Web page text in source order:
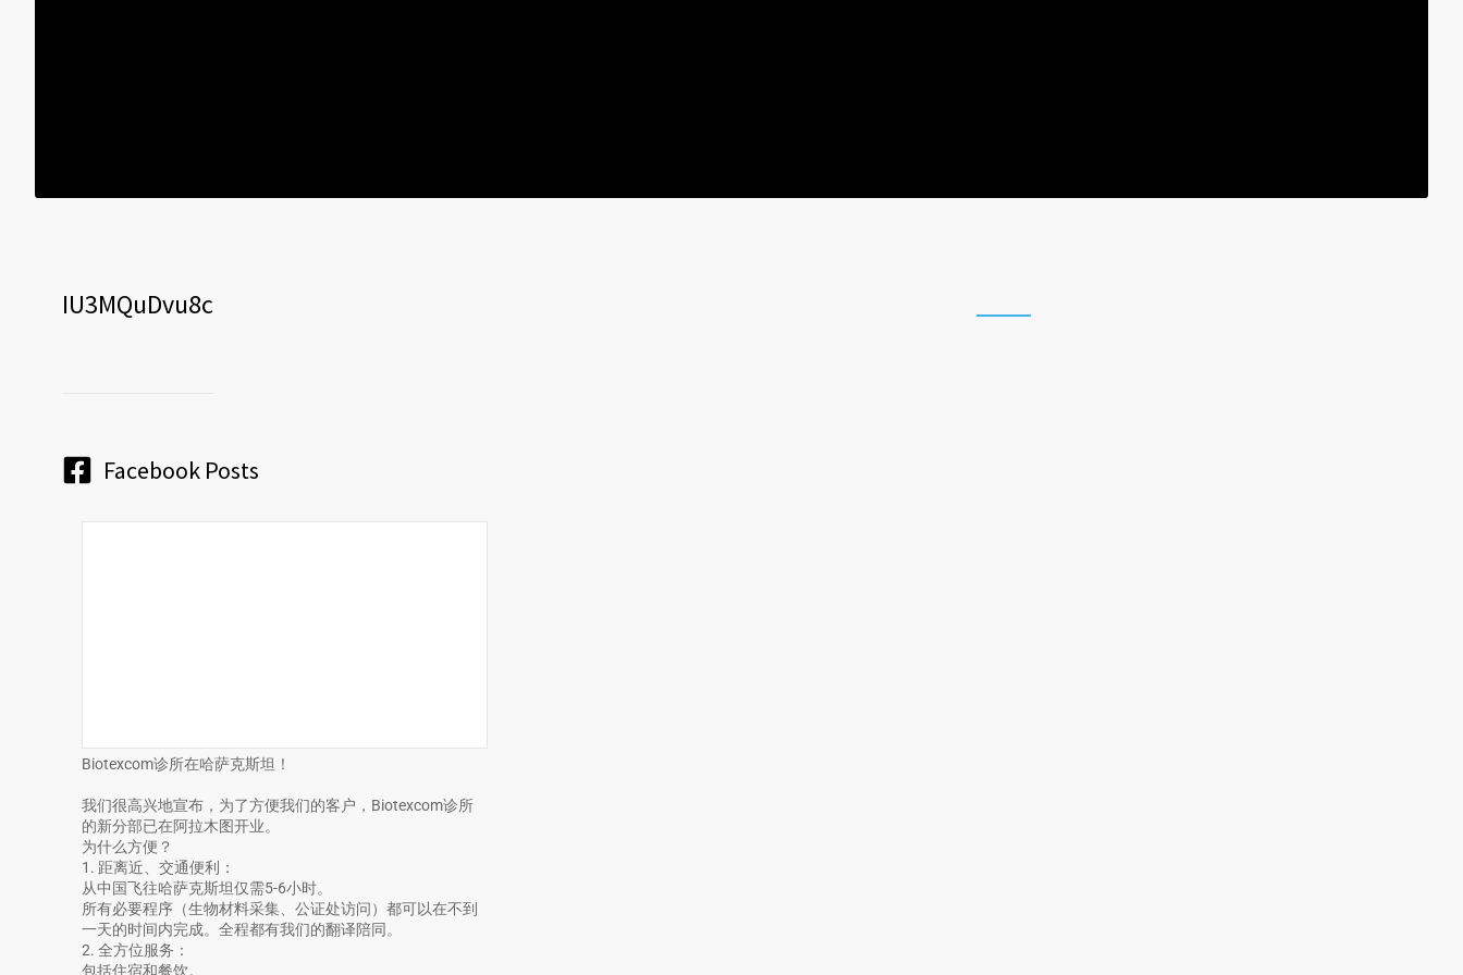
IU3MQuDvu8c
Facebook Posts
Biotexcom诊所在哈萨克斯坦！
我们很高兴地宣布，为了方便我们的客户，Biotexcom诊所
的新分部已在阿拉木图开业。
为什么方便？
1. 距离近、交通便利：
从中国飞往哈萨克斯坦仅需5-6小时。
所有必要程序（生物材料采集、公证处访问）都可以在不到
一天的时间内完成。全程都有我们的翻译陪同。
2. 全方位服务：
包括住宿和餐饮。